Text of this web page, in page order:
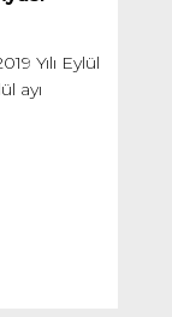
Yılı Eylül
ayı